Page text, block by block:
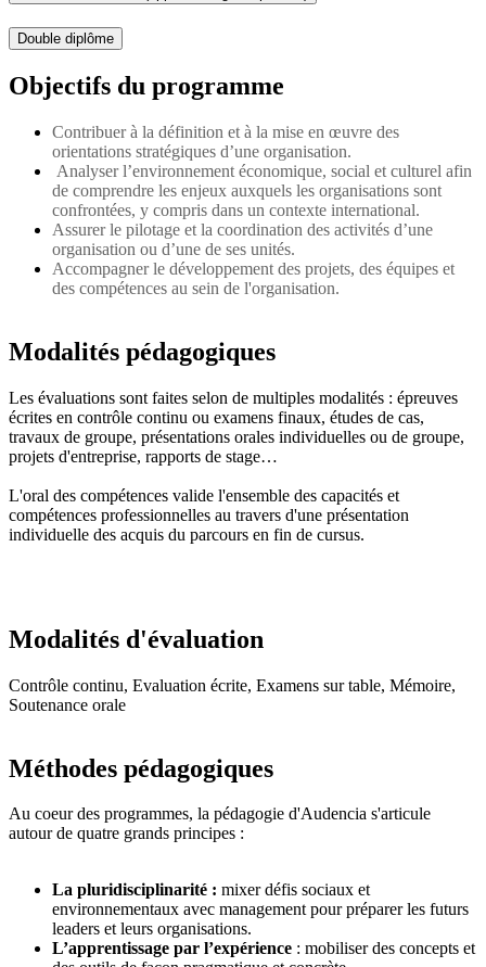
Double diplôme
Objectifs du programme
Contribuer à la définition et à la mise en œuvre des
orientations stratégiques d’une organisation.
Analyser l’environnement économique, social et culturel afin
de comprendre les enjeux auxquels les organisations sont
confrontées, y compris dans un contexte international.
Assurer le pilotage et la coordination des activités d’une
organisation ou d’une de ses unités.
Accompagner le développement des projets, des équipes et
des compétences au sein de l'organisation.
Modalités pédagogiques
Les évaluations sont faites selon de multiples modalités : épreuves
écrites en contrôle continu ou examens finaux, études de cas,
travaux de groupe, présentations orales individuelles ou de groupe,
projets d'entreprise, rapports de stage…
L'oral des compétences valide l'ensemble des capacités et
compétences professionnelles au travers d'une présentation
individuelle des acquis du parcours en fin de cursus.
Modalités d'évaluation
Contrôle continu, Evaluation écrite, Examens sur table, Mémoire,
Soutenance orale
Méthodes pédagogiques
Au coeur des programmes, la pédagogie d'Audencia s'articule
autour de quatre grands principes :
La pluridisciplinarité : mixer défis sociaux et
environnementaux avec management pour préparer les futurs
leaders et leurs organisations.
L’apprentissage par l’expérience : mobiliser des concepts et